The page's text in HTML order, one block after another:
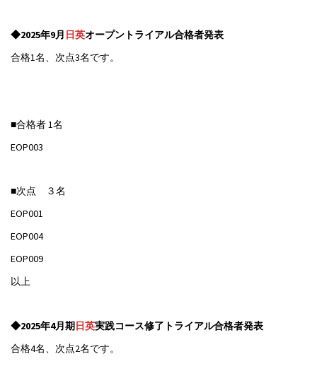
◆2025年9月 日英オープントライアル合格者発表
合格1名、次点3名です。
■合格者 1名
EOP003
■次点 ３名
EOP001
EOP004
EOP009
以上
◆2025年4月期日英実践コース修了トライアル合格者発表
合格4名、次点2名です。